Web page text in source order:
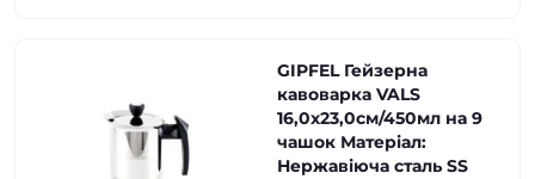
GIPFEL Гейзерна
кавоварка VALS
16,0х23,0см/450мл на 9
чашок Матеріал:
Нержавіюча сталь SS